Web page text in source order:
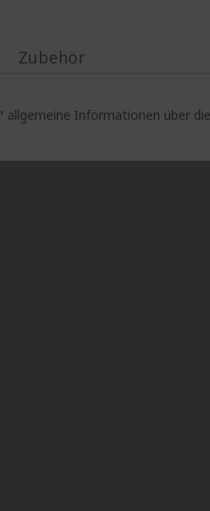
allgemeine Informationen über
Zubehör